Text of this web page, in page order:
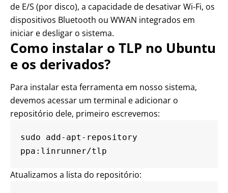
de E/S (por disco), a capacidade de desativar Wi-Fi, os
dispositivos Bluetooth ou WWAN integrados em
iniciar e desligar o sistema.
Como instalar o TLP no Ubuntu
e os derivados?
Para instalar esta ferramenta em nosso sistema,
devemos acessar um terminal e adicionar o
repositório dele, primeiro escrevemos:
sudo add-apt-repository
ppa:linrunner/tlp
Atualizamos a lista do repositório: